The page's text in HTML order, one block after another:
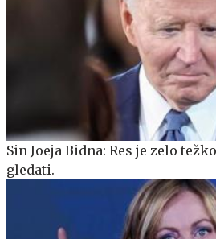
Sin Joeja Bidna: Res je zelo
gledati.